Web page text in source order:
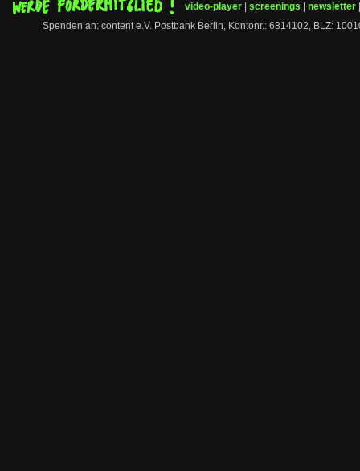
video-player screenings newsletter
Spenden an: content e.V. Postbank Berlin, Kontonr.: 6814102, BLZ: